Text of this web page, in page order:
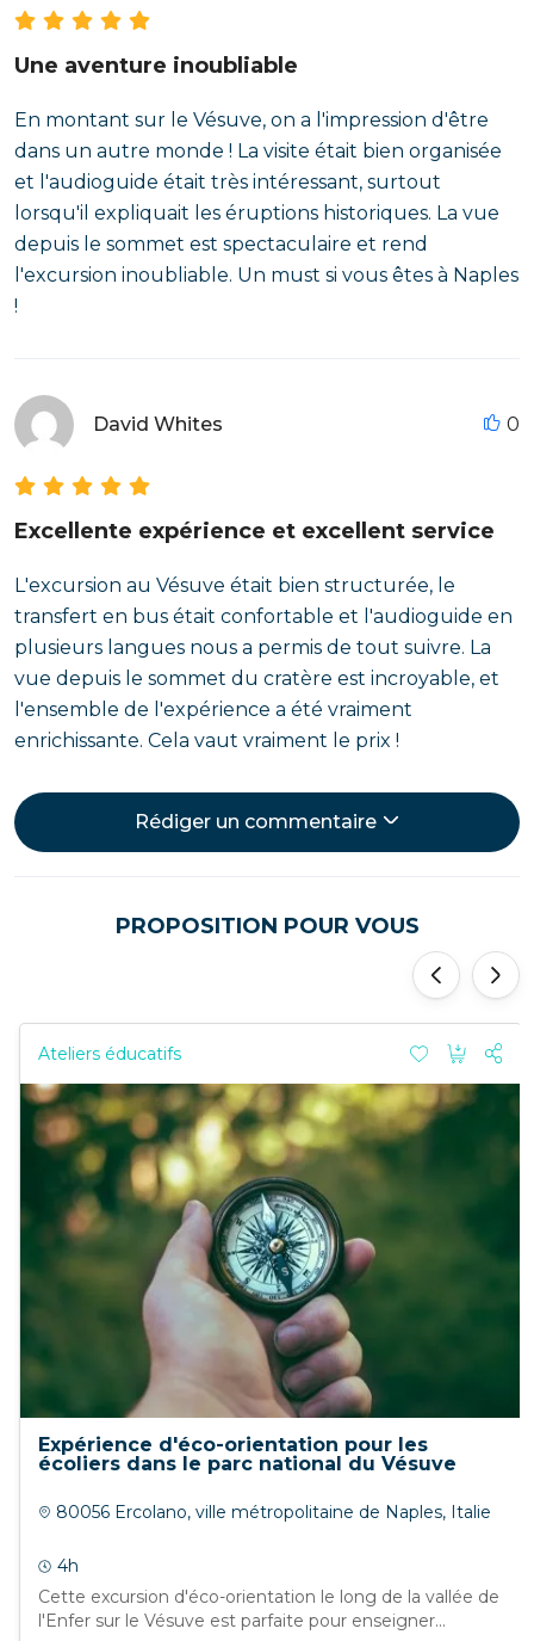
Une aventure inoubliable
En montant sur le Vésuve, on a l'impression d'être
dans un autre monde ! La visite était bien organisée
et l'audioguide était très intéressant, surtout
lorsqu'il expliquait les éruptions historiques. La vue
depuis le sommet est spectaculaire et rend
l'excursion inoubliable. Un must si vous êtes à Naples
!
David Whites 0
Excellente expérience et excellent service
L'excursion au Vésuve était bien structurée, le
transfert en bus était confortable et l'audioguide en
plusieurs langues nous a permis de tout suivre. La
vue depuis le sommet du cratère est incroyable, et
l'ensemble de l'expérience a été vraiment
enrichissante. Cela vaut vraiment le prix !
Rédiger un commentaire
PROPOSITION POUR VOUS
Ateliers éducatifs
Expérience d'éco-orientation pour les
écoliers dans le parc national du Vésuve
80056 Ercolano, ville métropolitaine de Naples, Italie
4h
Cette excursion d'éco-orientation le long de la vallée de
l'Enfer sur le Vésuve est parfaite pour enseigner...
'